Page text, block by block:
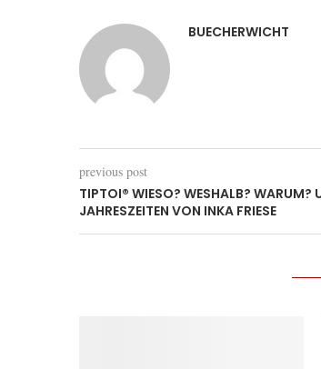
BUECHERWICHT
previous post
TIPTOI® WIESO? WESHALB? WARUM?
JAHRESZEITEN VON INKA FRIESE